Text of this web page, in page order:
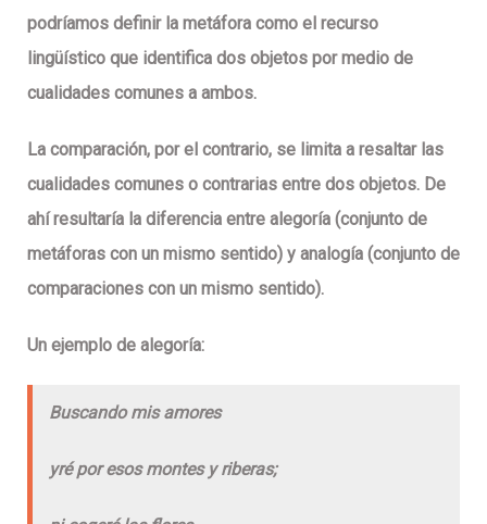
podríamos definir la metáfora como el recurso
lingüístico que identifica dos objetos por medio de
cualidades comunes a ambos.
La comparación, por el contrario, se limita a resaltar las
cualidades comunes o contrarias entre dos objetos. De
ahí resultaría la diferencia entre alegoría (conjunto de
metáforas con un mismo sentido) y analogía (conjunto de
comparaciones con un mismo sentido).
Un ejemplo de alegoría:
Buscando mis amores
yré por esos montes y riberas;